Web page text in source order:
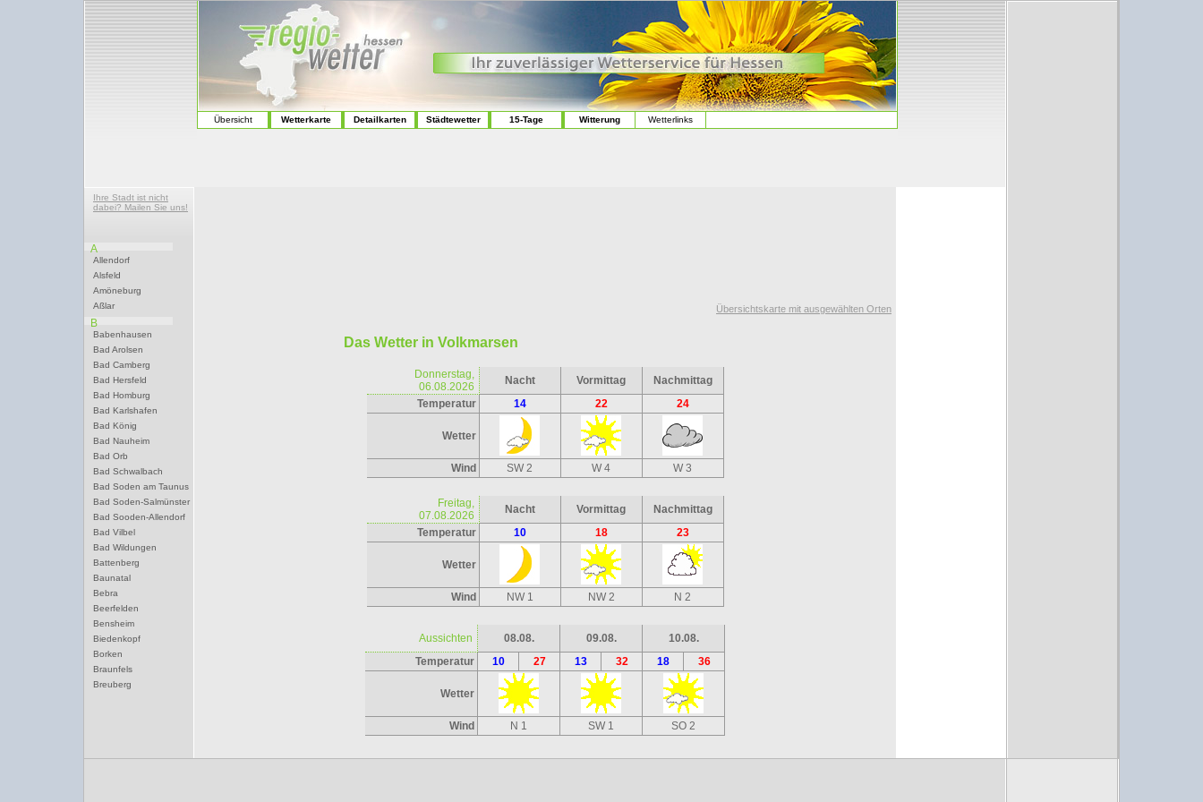
Übersicht Wetterkarte Detailkarten Städtewetter 15-Tage Witterung Wetterlinks
Ihre Stadt ist nicht
dabei? Mailen Sie uns!
A
Allendorf
Alsfeld
Amöneburg
Aßlar
B
Babenhausen
Bad Arolsen
Bad Camberg
Bad Hersfeld
Bad Homburg
Bad Karlshafen
Bad König
Bad Nauheim
Bad Orb
Bad Schwalbach
Bad Soden am Taunus
Bad Soden-Salmünster
Bad Sooden-Allendorf
Bad Vilbel
Bad Wildungen
Battenberg
Baunatal
Bebra
Beerfelden
Bensheim
Biedenkopf
Borken
Braunfels
Breuberg
D
Übersichtskarte mit ausgewählten Orten
Das Wetter in Volkmarsen
Donnerstag,
06.08.2026
Nacht Vormittag
Nachmittag
Temperatur
14 22 24
Wetter
Wind SW 2 W 4 W 3
Freitag,
07.08.2026
Nacht Vormittag
Nachmittag
Temperatur
10 18 23
Wetter
Wind NW 1 NW 2 N 2
Aussichten 08.08. 09.08.
10.08.
Temperatur
10 27 13 32 18 36
Wetter
Wind N 1 SW 1 SO 2